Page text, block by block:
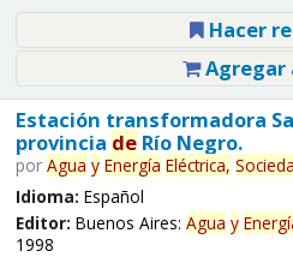
Hacer
Agregar
Estación transformadora
provincia deRío Negro.
por Agua y Energía Eléctrica,
Idioma: Español
Editor: Buenos Aires: Agua y
1998